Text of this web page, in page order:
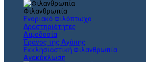
Φιλανθρωπία
Ενοριακό Φιλόπτωχο
Δραστηριότητες
Αιμοδοσία
Έρανος της Αγάπης
Εκκλησιαστική Φιλανθρωπία
Ανακύκλωση